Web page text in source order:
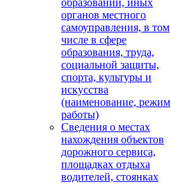
образований, иных
органов местного
самоуправления, в том
числе в сфере
образования, труда,
социальной защиты,
спорта, культуры и
искусства
(наименование, режим
работы)
Сведения о местах
нахождения объектов
дорожного сервиса,
площадках отдыха
водителей, стоянках